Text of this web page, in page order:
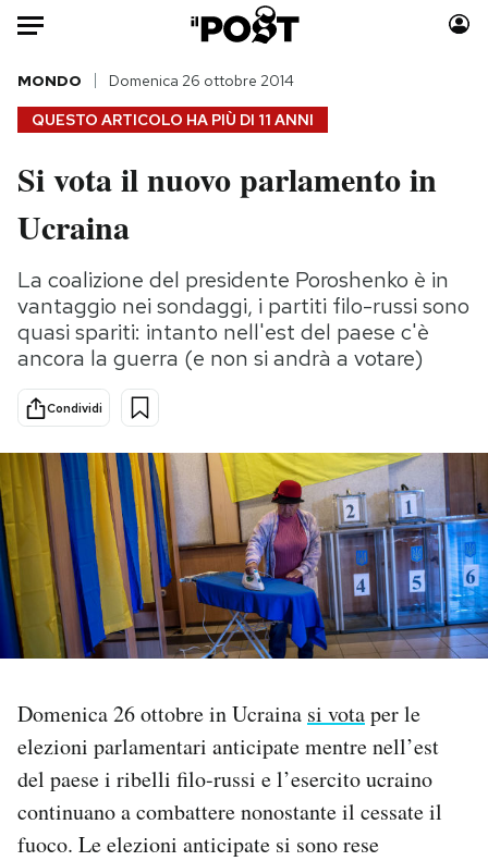
Auto
HOME
Italia
Politica
Tecnologia
Internet
Scienza
Cultura
Economia
Moda
Storie/Idee
Ok Boomer!
Media
Europa
PODCAST
NEWSLETTER
SHOP
CALENDARIO
QUESTO ARTICOLO HA PIÙ DI 11 ANNI
MONDO Domenica 26 ottobre 2014
Si vota il nuovo parlamento in
Ucraina
La coalizione del presidente Poroshenko è in
vantaggio nei sondaggi, i partiti filo-russi sono
quasi spariti: intanto nell'est del paese c'è
ancora la guerra (e non si andrà a votare)
Condividi
Domenica 26 ottobre in Ucraina si votaper le
elezioni parlamentari anticipate mentre nell’est
del paese i ribelli filo-russi e l’esercito ucraino
continuano a combattere nonostante il cessate il
fuoco. Le elezioni anticipate si sono rese